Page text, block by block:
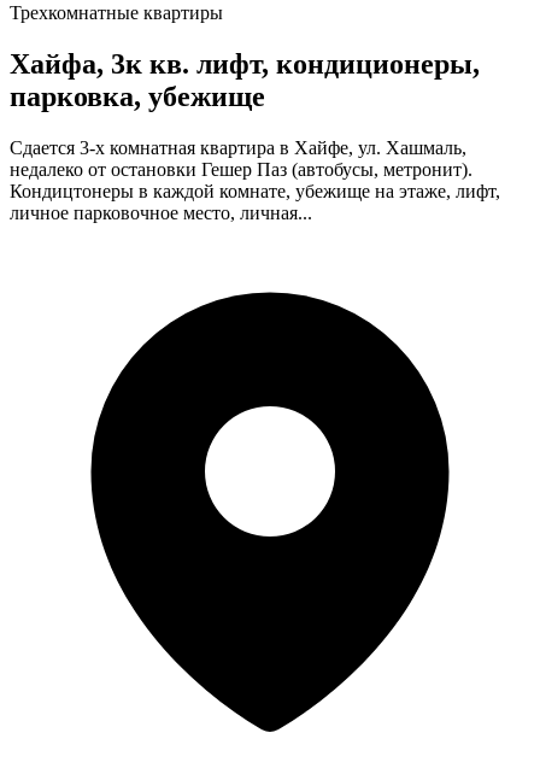
Трехкомнатные квартиры
Хайфа, 3к кв. лифт, кондиционеры,
парковка, убежище
Сдается 3-х комнатная квартира в Хайфе, ул. Хашмаль,
недалеко от остановки Гешер Паз (автобусы, метронит).
Кондицтонеры в каждой комнате, убежище на этаже, лифт,
личное парковочное место, личная...